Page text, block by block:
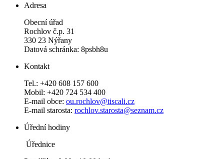
Adresa
Obecní úřad
Rochlov č.p. 31
330 23 Nýřany
Datová schránka: 8psbh8u
Kontakt
Tel.: +420 608 157 600
Mobil: +420 724 534 400
E-mail obce: ou.rochlov@tiscali.cz
E-mail starosta: rochlov.starosta@seznam.cz
Úřední hodiny
Úřednice